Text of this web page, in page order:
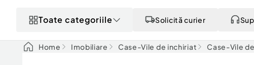
Toate categoriile Solicită curier
Home Imobiliare Case-Vile de inchiriat Case-Vile